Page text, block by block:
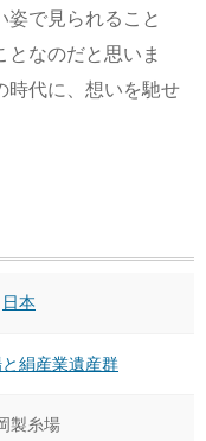
姿で見られること
となのだと思いま
時代に、想いを馳せ
日本
絹産業遺産群
製糸場